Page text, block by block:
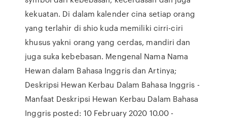
kekuatan. Di dalam kalender cina setiap orang
yang terlahir di shio kuda memiliki cirri-ciri
khusus yakni orang yang cerdas, mandiri dan
juga suka kebebasan. Mengenal Nama Nama
Hewan dalam Bahasa Inggris dan Artinya;
Deskripsi Hewan Kerbau Dalam Bahasa Inggris -
Manfaat Deskripsi Hewan Kerbau Dalam Bahasa
Inggris posted: 10 February 2020 10.00 -